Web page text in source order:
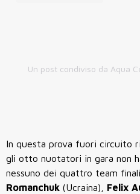
Un post condiviso da Aqua
In questa prova fuori circuito
gli otto nuotatori in gara non
nessuno dei quattro team
Romanchuk (Ucraina), Felix